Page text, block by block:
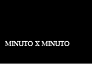
MINUTO X MINUTO